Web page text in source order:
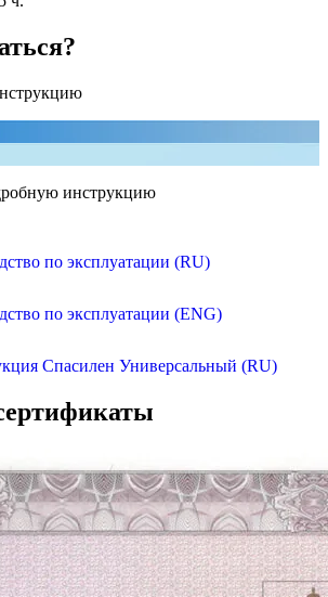
инструкцию
по эксплуатации (RU)
по эксплуатации (ENG)
Спасилен Универсальный (RU)